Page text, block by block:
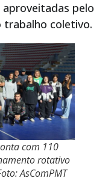
pelo
coletivo.
com 110
rotativo
AsComPMT